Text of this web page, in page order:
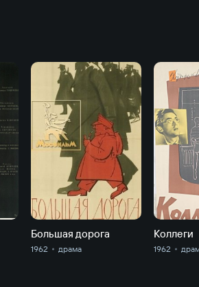
Большая дорога
1962 драма
Коллеги
1962